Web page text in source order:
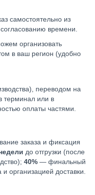
самостоятельно из
времени.
организовать
в ваш регион (удобно
переводом на
терминал или в
оплаты частями.
заказа и фиксация
до отгрузки (после
40% — финальный
организацией доставки.